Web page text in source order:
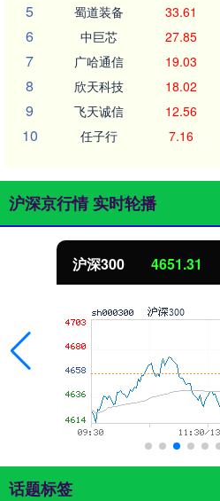
5 蜀道装备 33.61
6 中巨芯 27.85
7 广哈通信 19.03
8 欣天科技 18.02
9 飞天诚信 12.56
10 任子行 7.16
沪深京行情 实时轮播
沪深300 4651.31
话题标签